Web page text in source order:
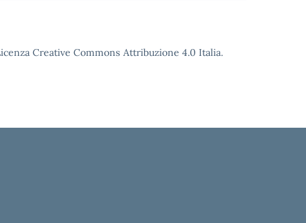
Creative Commons Attribuzione 4.0 Italia.